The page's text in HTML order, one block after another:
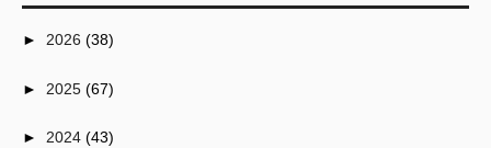
► 2026 (38)
► 2025 (67)
► 2024 (43)